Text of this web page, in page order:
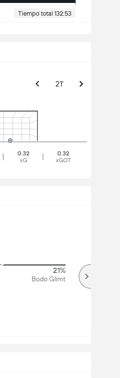
Tiempo total 132:53
21'
0.32
xG
0.32
xGOT
21%
Bodo Glimt